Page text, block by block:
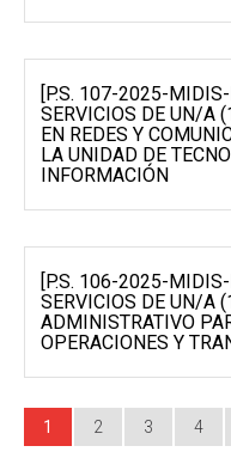
[P.S. 107-2025-
SERVICIOS DE UN/A
EN REDES Y
LA UNIDAD DE
INFORMACIÓN
[P.S. 106-2025-
SERVICIOS DE UN/A
ADMINISTRATIVO
OPERACIONES Y
1 2 3 4